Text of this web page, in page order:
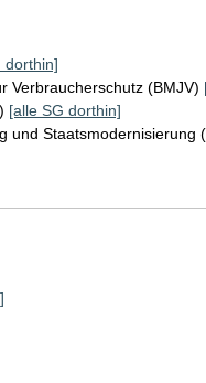
dorthin]
Verbraucherschutz (BMJV)
[alle SG dorthin]
und Staatsmodernisierung